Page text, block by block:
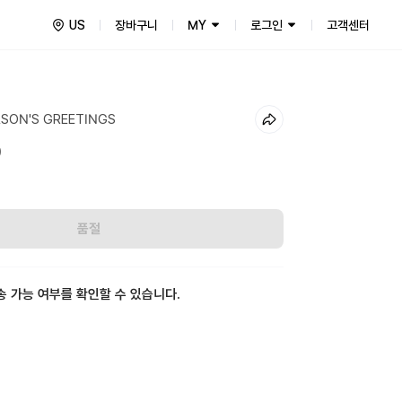
US 장바구니 MY 로그인 고객센터
GREETINGS
품절
가능 여부를 확인할 수 있습니다.